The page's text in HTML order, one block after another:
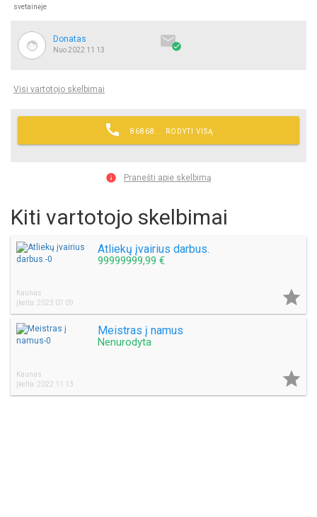
svetainėje
Donatas
Nuo 2022 11 13

Visi vartotojo skelbimai
 86868... RODYTI VISĄ
 Pranešti apie skelbimą
Kiti vartotojo skelbimai
Atliekų įvairius darbus.
99999999,99 €
Kaunas
Įkelta: 2023 07 09

Meistras į namus
Nenurodyta
Kaunas
Įkelta: 2022 11 13
